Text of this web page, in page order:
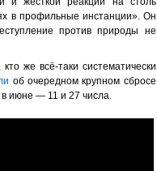
в профильные инстанции». Он
против природы не
же всё-таки систематически
об очередном крупном сбросе
июне — 11 и 27 числа.